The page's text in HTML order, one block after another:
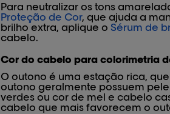
Para neutralizar os tons
Proteção de Cor, que ajuda a
brilho extra, aplique o Sérum de
cabelo.
Cor do cabelo para colorimetria
O outono é uma estação rica,
outono geralmente possuem
verdes ou cor de mel e cabelo
cabelo que mais favorecem o